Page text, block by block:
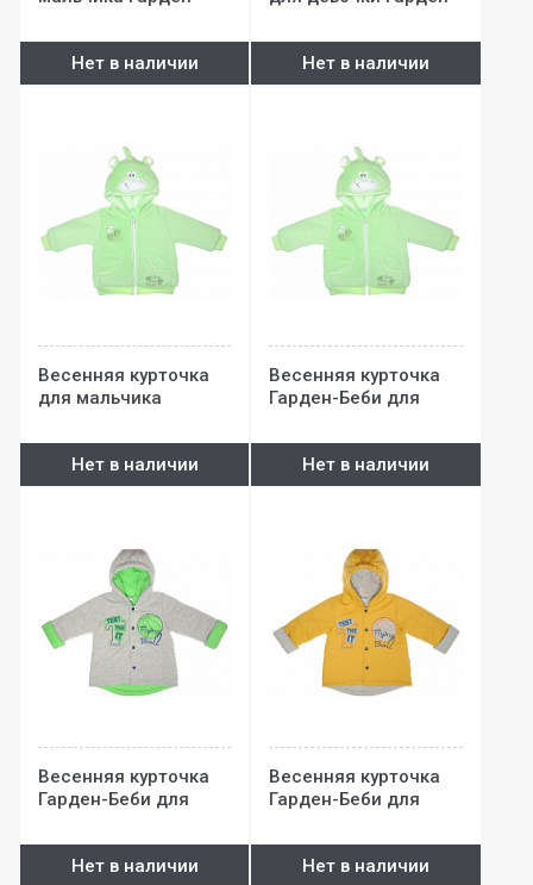
Нет в наличии Нет в наличии
Весенняя курточка
для мальчика
Нет в наличии
Весенняя курточка
Гарден-Беби для
Нет в наличии
Весенняя курточка
Гарден-Беби для
Нет в наличии
Весенняя курточка
Гарден-Беби для
Нет в наличии